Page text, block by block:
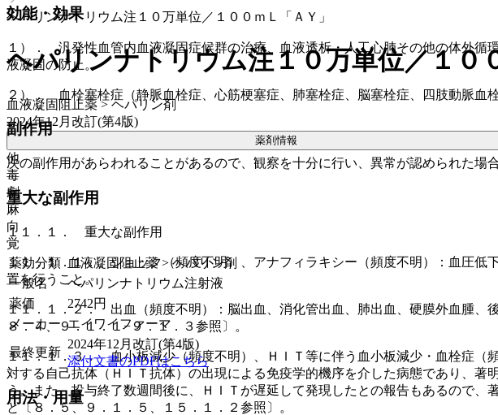
効能・効果
１）． 汎発性血管内血液凝固症候群の治療、血液透析・人工心肺その他の体外循
液凝固の防止。
２）． 血栓塞栓症（静脈血栓症、心筋梗塞症、肺塞栓症、脳塞栓症、四肢動脈血
副作用
次の副作用があらわれることがあるので、観察を十分に行い、異常が認められた場
重大な副作用
１１．１． 重大な副作用
１１．１．１． ショック（頻度不明）、アナフィラキシー（頻度不明）：血圧低
置を行うこと。
１１．１．２． 出血（頻度不明）：脳出血、消化管出血、肺出血、硬膜外血腫、
８．４、９．１．１−９．１．３参照〕。
１１．１．３． 血小板減少（頻度不明）、ＨＩＴ等に伴う血小板減少・血栓症（
対する自己抗体（ＨＩＴ抗体）の出現による免疫学的機序を介した病態であり、
う。また、投与終了数週間後に、ＨＩＴが遅延して発現したとの報告もあるので
と〔８．５、９．１．５、１５．１．２参照〕。
ヘパリンナトリウム注１０万単位／１００ｍＬ「ＡＹ」
ヘパリンナトリウム注１０万単位／１０
血液凝固阻止薬 > ヘパリン剤
2024年12月改訂(第4版)
薬剤情報
他
毒
劇
麻
向
覚
薬効分類 血液凝固阻止薬 > ヘパリン剤
一般名
ヘパリンナトリウム注射液
薬価
2742円
メーカー エイワイファーマ
最終更新
2024年12月改訂(第4版)
添付文書のPDFはこちら
用法・用量